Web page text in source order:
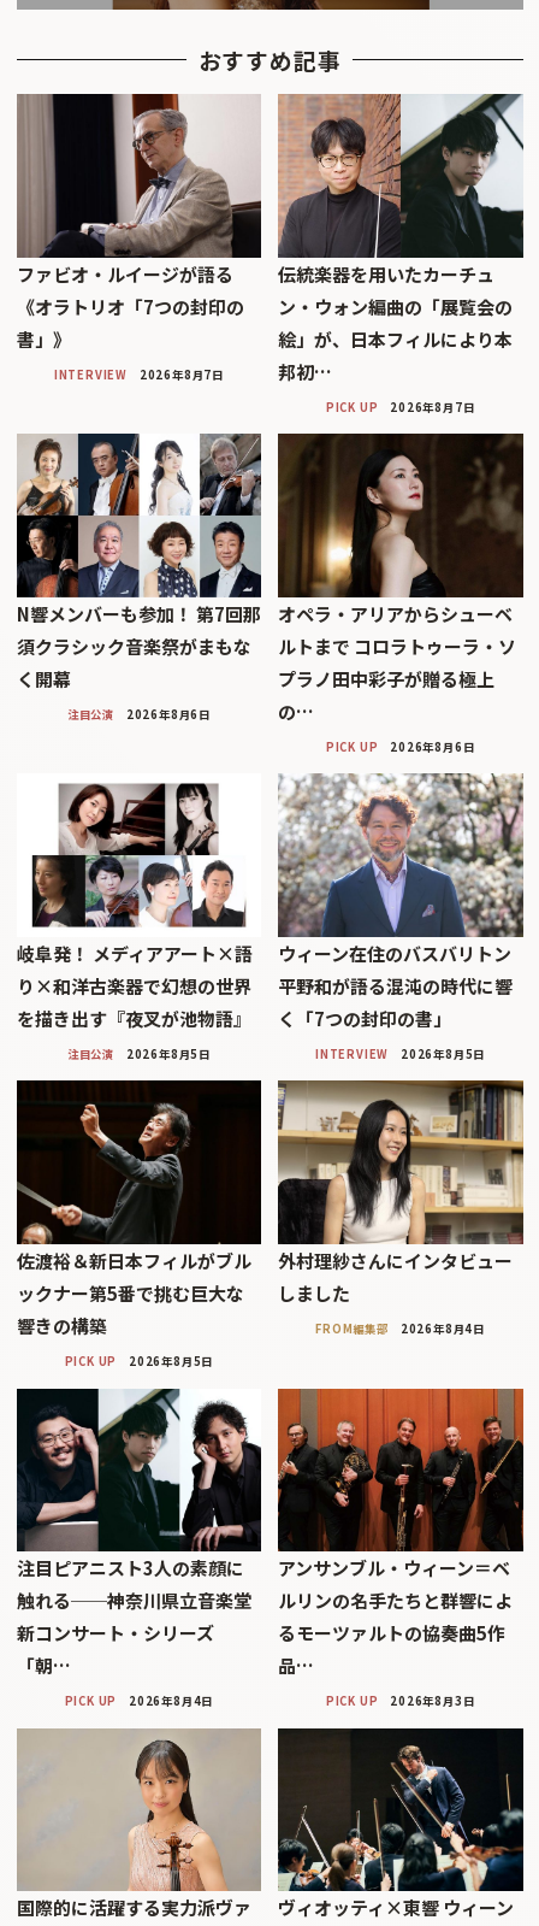
おすすめ記事
ファビオ・ルイージが語る
《オラトリオ「7つの封印の
書」》
INTERVIEW 2026年8月7日
伝統楽器を用いたカーチュ
ン・ウォン編曲の「展覧会の
絵」が、日本フィルにより本
邦初…
PICK UP 2026年8月7日
N響メンバーも参加！ 第7回那
須クラシック音楽祭がまもな
く開幕
注目公演 2026年8月6日
オペラ・アリアからシューベ
ルトまで コロラトゥーラ・ソ
プラノ田中彩子が贈る極上
の…
PICK UP 2026年8月6日
岐阜発！ メディアアート×語
り×和洋古楽器で幻想の世界
を描き出す『夜叉が池物語』
注目公演 2026年8月5日
ウィーン在住のバスバリトン
平野和が語る混沌の時代に響
く「7つの封印の書」
INTERVIEW 2026年8月5日
佐渡裕＆新日本フィルがブル
ックナー第5番で挑む巨大な
響きの構築
PICK UP 2026年8月5日
外村理紗さんにインタビュー
しました
FROM編集部 2026年8月4日
注目ピアニスト3人の素顔に
触れる──神奈川県立音楽堂
新コンサート・シリーズ
「朝…
PICK UP 2026年8月4日
アンサンブル・ウィーン＝ベ
ルリンの名手たちと群響によ
るモーツァルトの協奏曲5作
品…
PICK UP 2026年8月3日
国際的に活躍する実力派ヴァ
ヴィオッティ×東響 ウィーン